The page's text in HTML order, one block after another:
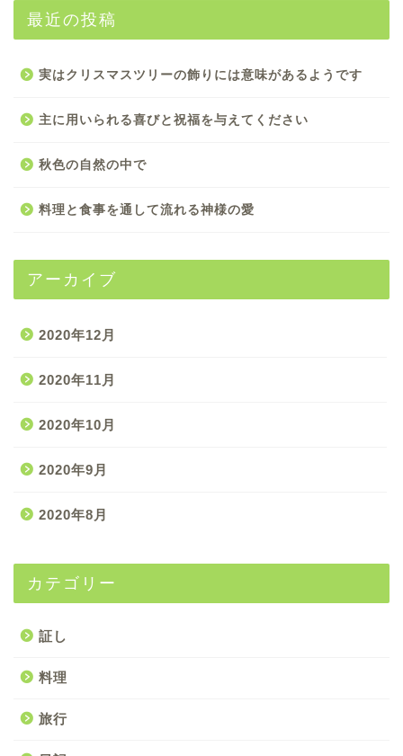
最近の投稿
実はクリスマスツリーの飾りには意味があるようです
主に用いられる喜びと祝福を与えてください
秋色の自然の中で
料理と食事を通して流れる神様の愛
アーカイブ
2020年12月
2020年11月
2020年10月
2020年9月
2020年8月
カテゴリー
証し
料理
旅行